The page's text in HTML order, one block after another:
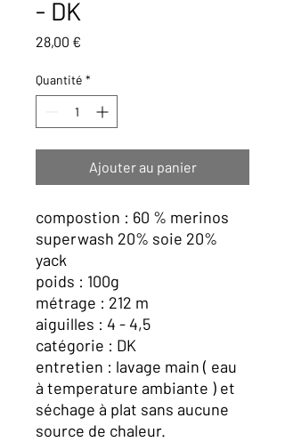
- DK
28,00 €
Quantité *
Ajouter au panier
compostion : 60 % merinos
superwash 20% soie 20%
yack
poids : 100g
métrage : 212 m
aiguilles : 4 - 4,5
catégorie : DK
entretien : lavage main ( eau
à temperature ambiante ) et
séchage à plat sans aucune
source de chaleur.